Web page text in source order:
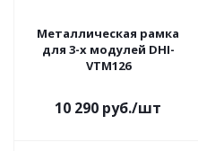
Металлическая рамка
для 3-х модулей DHI-
VTM126
10 290 руб./шт